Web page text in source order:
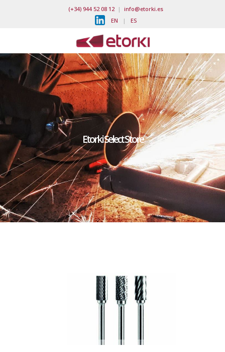
(+34) 944 52 08 12| info@etorki.es
EN | ES
Etorki Select Store